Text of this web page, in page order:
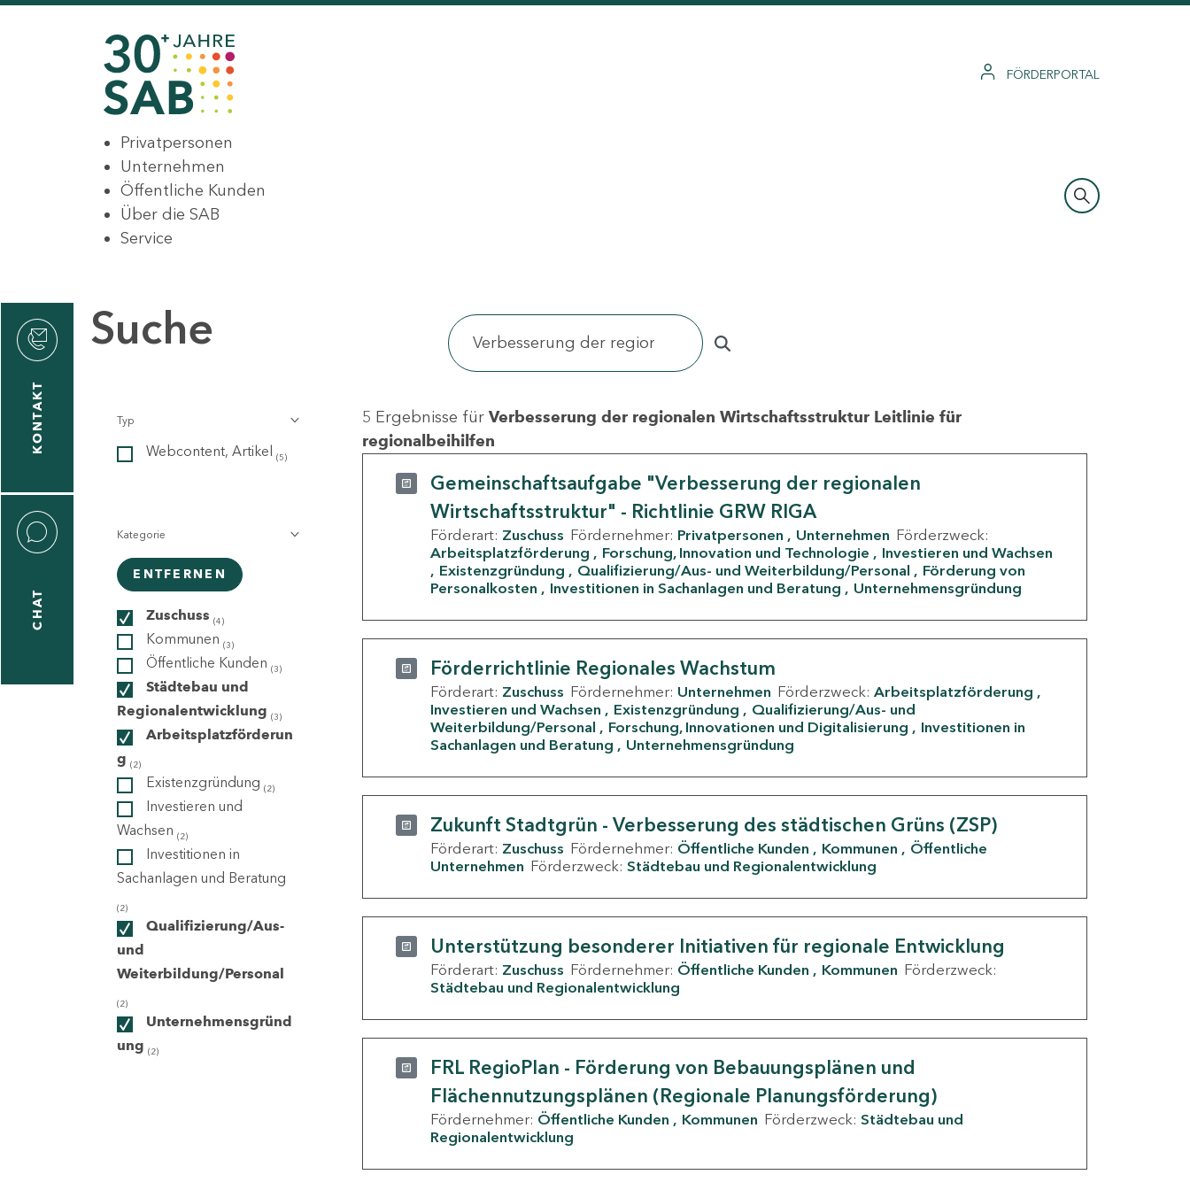
FÖRDERPORTAL
Privatpersonen
Unternehmen
Öffentliche Kunden
Über die SAB
Service
KONTAKT
CHAT
Suche
Typ
Webcontent, Artikel (5)
Kategorie
ENTFERNEN
Zuschuss (4)
Kommunen (3)
Öffentliche Kunden (3)
Städtebau und
Regionalentwicklung (3)
Arbeitsplatzförderun
g (2)
Existenzgründung (2)
Investieren und
Wachsen (2)
Investitionen in
Sachanlagen und Beratung
(2)
Qualifizierung/Aus-
und
Weiterbildung/Personal
(2)
Unternehmensgründ
ung (2)
5 Ergebnisse für Verbesserung der regionalen Wirtschaftsstruktur Leitlinie für
regionalbeihilfen
Gemeinschaftsaufgabe "Verbesserung der regionalen
Wirtschaftsstruktur" - Richtlinie GRW RIGA
Förderart: Zuschuss Fördernehmer: Privatpersonen Unternehmen Förderzweck:
Arbeitsplatzförderung
Forschung, Innovation und Technologie
Investieren und Wachsen
Existenzgründung
Qualifizierung/Aus- und Weiterbildung/Personal
Förderung von
Personalkosten
Investitionen in Sachanlagen und Beratung Unternehmensgründung
Förderrichtlinie Regionales Wachstum
Förderart: Zuschuss Fördernehmer: Unternehmen Förderzweck: Arbeitsplatzförderung
Investieren und Wachsen
Existenzgründung
Qualifizierung/Aus- und
Weiterbildung/Personal
Forschung, Innovationen und Digitalisierung
Investitionen in
Sachanlagen und Beratung
Unternehmensgründung
Zukunft Stadtgrün - Verbesserung des städtischen Grüns (ZSP)
Förderart: Zuschuss Fördernehmer: Öffentliche Kunden Kommunen
Öffentliche
Unternehmen Förderzweck: Städtebau und Regionalentwicklung
Unterstützung besonderer Initiativen für regionale Entwicklung
Förderart: Zuschuss Fördernehmer: Öffentliche Kunden Kommunen Förderzweck:
Städtebau und Regionalentwicklung
FRL RegioPlan - Förderung von Bebauungsplänen und
Flächennutzungsplänen (Regionale Planungsförderung)
Fördernehmer: Öffentliche Kunden Kommunen Förderzweck: Städtebau und
Regionalentwicklung